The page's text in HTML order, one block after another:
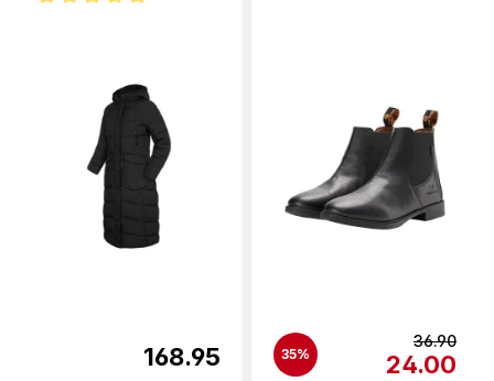
168.95 35%
36.90
24.00